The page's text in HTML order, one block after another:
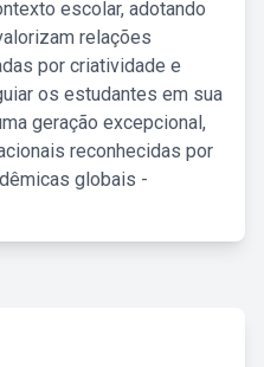
escolar, adotando
relações
por criatividade e
os estudantes em sua
geração excepcional,
reconhecidas por
globais -